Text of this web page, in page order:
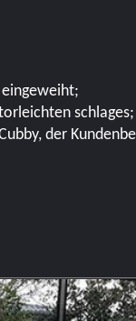
schlages;
der